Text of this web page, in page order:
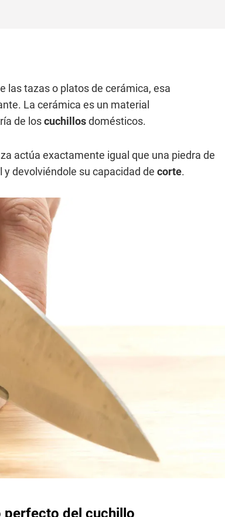
las tazas o platos de cerámica, esa
La cerámica es un material
de loscuchillosdomésticos.
actúa exactamente igual que una piedra de
devolviéndole su capacidad de corte.
perfecto del cuchillo